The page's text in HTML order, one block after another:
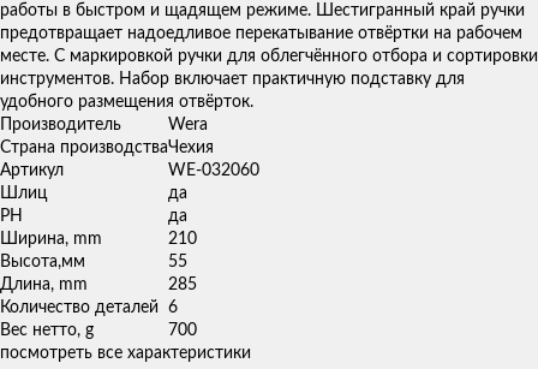
работы в быстром и щадящем режиме. Шестигранный край ручки
предотвращает надоедливое перекатывание отвёртки на рабочем
месте. С маркировкой ручки для облегчённого отбора и сортировки
инструментов. Набор включает практичную подставку для
удобного размещения отвёрток.
Производитель
Wera
Страна производстваЧехия
Артикул
WE-032060
Шлиц
да
PH
да
Ширина, mm
210
Высота,мм
55
Длина, mm
285
Количество деталей
6
Вес нетто, g
700
посмотреть все характеристики